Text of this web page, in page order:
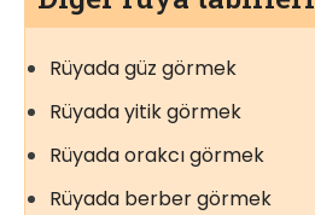
Rüyada güz görmek
Rüyada yitik görmek
Rüyada orakcı görmek
Rüyada berber görmek